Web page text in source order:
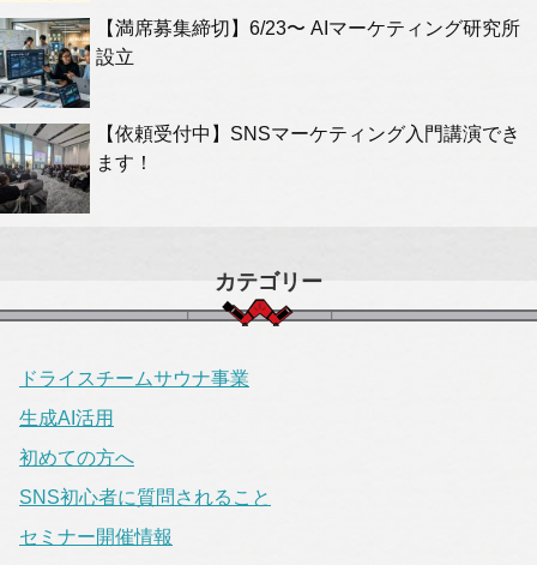
【満席募集締切】6/23〜 AIマーケティング研究所
設立
【依頼受付中】SNSマーケティング入門講演でき
ます！
カテゴリー
ドライスチームサウナ事業
生成AI活用
初めての方へ
SNS初心者に質問されること
セミナー開催情報